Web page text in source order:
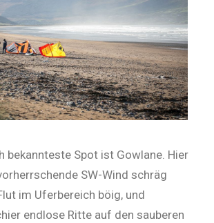
bekannteste Spot ist Gowlane. Hier
SW-Wind schräg
im Uferbereich böig, und
endlose Ritte auf den sauberen